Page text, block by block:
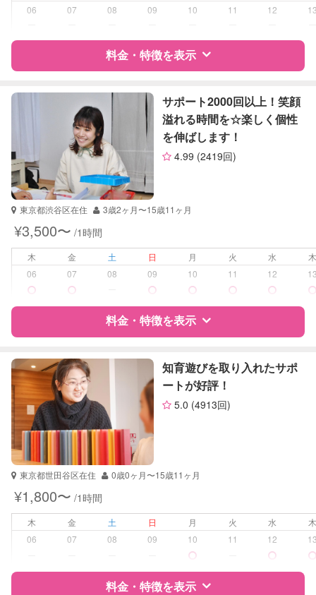
算数
理科
社会
06
07 08 09 10 11 12
料金・特徴を表示
特徴 料金 レビュー
サポートの特徴
資格 なし
受験対策 小学校受験
学校/塾の補習・宿題
対応科目
国語
英語
サポート2000回以上！笑顔
溢れる時間を☆楽しく個性
を伸ばします！
4.99 (2419回)
東京都渋谷区在住 3歳2ヶ月〜15歳11ヶ月
¥3,500〜 /1時間
木 金 土 日 月 火 水
06
07 08 09 10 11 12
料金・特徴を表示
特徴 料金 レビュー
サポートの特徴
資格 自治体届出済ベビーシッター
受験対策 小学校受験
学校/塾の補習・宿題
対応科目
国語
社会
知育遊びを取り入れたサポ
ートが好評！
5.0 (4913回)
東京都世田谷区在住 0歳0ヶ月〜15歳11ヶ月
¥1,800〜 /1時間
木 金 土 日 月 火 水
06
07 08 09 10 11 12
料金・特徴を表示